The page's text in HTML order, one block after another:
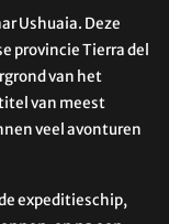
Ushuaia. Deze
provincie Tierra del
van het
van meest
veel avonturen
expeditieschip,